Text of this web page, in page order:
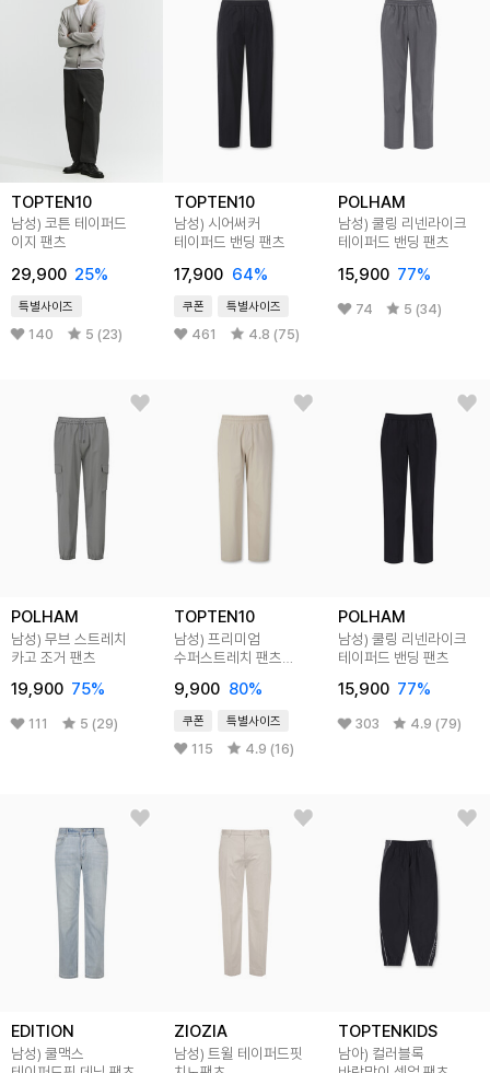
TOPTEN10
남성) 코튼 테이퍼드
이지 팬츠
29,900 25%
특별사이즈
140 5 (23)
TOPTEN10
남성) 시어써커
테이퍼드 밴딩 팬츠
17,900 64%
쿠폰 특별사이즈
461 4.8 (75)
POLHAM
남성) 쿨링 리넨라이크
테이퍼드 밴딩 팬츠
15,900 77%
74 5 (34)
POLHAM
남성) 무브 스트레치
카고 조거 팬츠
19,900 75%
111 5 (29)
TOPTEN10
남성) 프리미엄
수퍼스트레치 팬츠
9,900 80%
쿠폰 특별사이즈
115 4.9 (16)
POLHAM
남성) 쿨링 리넨라이크
테이퍼드 밴딩 팬츠
15,900 77%
303 4.9 (79)
EDITION
남성) 쿨맥스
ZIOZIA
남성) 트윌 테이퍼드핏
TOPTENKIDS
남아) 컬러블록